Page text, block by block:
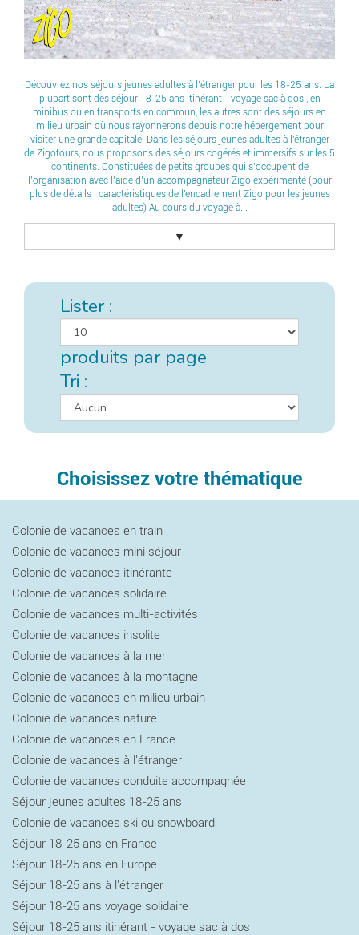
Découvrez nos séjours jeunes adultes à l’étranger pour les 18-25 ans. La
plupart sont des séjour 18-25 ans itinérant - voyage sac à dos , en
minibus ou en transports en commun, les autres sont des séjours en
milieu urbain où nous rayonnerons depuis notre hébergement pour
visiter une grande capitale. Dans les séjours jeunes adultes à l'étranger
de Zigotours, nous proposons des séjours cogérés et immersifs sur les 5
continents. Constituées de petits groupes qui s’occupent de
l’organisation avec l’aide d’un accompagnateur Zigo expérimenté (pour
plus de détails : caractéristiques de l'encadrement Zigo pour les jeunes
adultes) Au cours du voyage à...
▼
Lister :
produits par page
Tri :
Choisissez votre thématique
Colonie de vacances en train
Colonie de vacances mini séjour
Colonie de vacances itinérante
Colonie de vacances solidaire
Colonie de vacances multi-activités
Colonie de vacances insolite
Colonie de vacances à la mer
Colonie de vacances à la montagne
Colonie de vacances en milieu urbain
Colonie de vacances nature
Colonie de vacances en France
Colonie de vacances à l'étranger
Colonie de vacances conduite accompagnée
Séjour jeunes adultes 18-25 ans
Colonie de vacances ski ou snowboard
Séjour 18-25 ans en France
Séjour 18-25 ans en Europe
Séjour 18-25 ans à l'étranger
Séjour 18-25 ans voyage solidaire
Séjour 18-25 ans itinérant - voyage sac à dos